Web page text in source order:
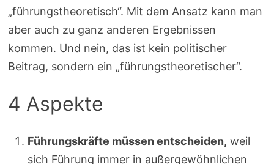
„führungstheoretisch“. Mit dem Ansatz kann man
aber auch zu ganz anderen Ergebnissen
kommen. Und nein, das ist kein politischer
Beitrag, sondern ein „führungstheoretischer“.
4 Aspekte
Führungskräfte müssen entscheiden, weil
sich Führung immer in außergewöhnlichen